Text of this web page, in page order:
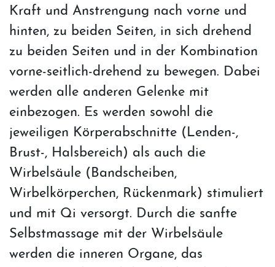
Kraft und Anstrengung nach vorne und
hinten, zu beiden Seiten, in sich drehend
zu beiden Seiten und in der Kombination
vorne-seitlich-drehend zu bewegen. Dabei
werden alle anderen Gelenke mit
einbezogen. Es werden sowohl die
jeweiligen Körperabschnitte (Lenden-,
Brust-, Halsbereich) als auch die
Wirbelsäule (Bandscheiben,
Wirbelkörperchen, Rückenmark) stimuliert
und mit Qi versorgt. Durch die sanfte
Selbstmassage mit der Wirbelsäule
werden die inneren Organe, das